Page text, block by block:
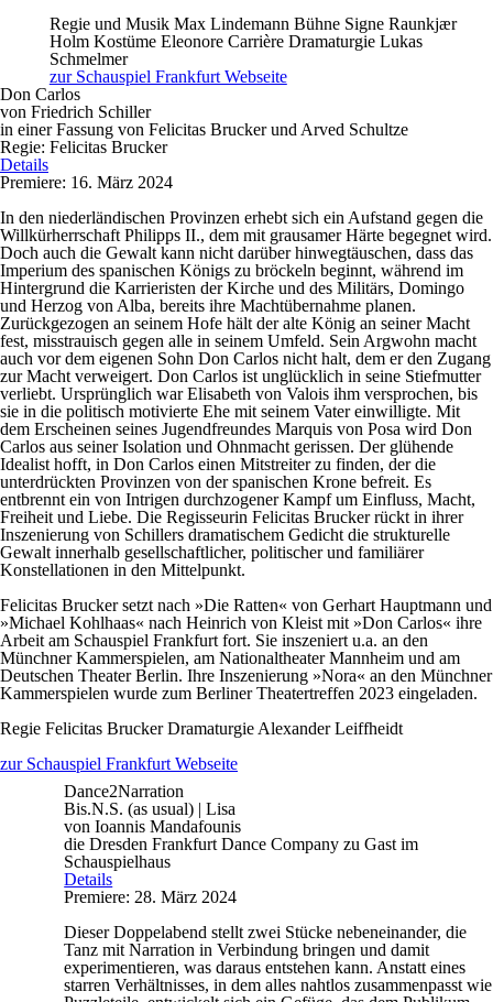
Regie und MusikMax Lindemann BühneSigne Raunkjær
Holm KostümeEleonore Carrière DramaturgieLukas
Schmelmer
zur Schauspiel Frankfurt Webseite
Don Carlos
von Friedrich Schiller
in einer Fassung von Felicitas Brucker und Arved Schultze
Regie: Felicitas Brucker
Details
Premiere: 16. März 2024
In den niederländischen Provinzen erhebt sich ein Aufstand gegen die
Willkürherrschaft Philipps II., dem mit grausamer Härte begegnet wird.
Doch auch die Gewalt kann nicht darüber hinwegtäuschen, dass das
Imperium des spanischen Königs zu bröckeln beginnt, während im
Hintergrund die Karrieristen der Kirche und des Militärs, Domingo
und Herzog von Alba, bereits ihre Machtübernahme planen.
Zurückgezogen an seinem Hofe hält der alte König an seiner Macht
fest, misstrauisch gegen alle in seinem Umfeld. Sein Argwohn macht
auch vor dem eigenen Sohn Don Carlos nicht halt, dem er den Zugang
zur Macht verweigert. Don Carlos ist unglücklich in seine Stiefmutter
verliebt. Ursprünglich war Elisabeth von Valois ihm versprochen, bis
sie in die politisch motivierte Ehe mit seinem Vater einwilligte. Mit
dem Erscheinen seines Jugendfreundes Marquis von Posa wird Don
Carlos aus seiner Isolation und Ohnmacht gerissen. Der glühende
Idealist hofft, in Don Carlos einen Mitstreiter zu finden, der die
unterdrückten Provinzen von der spanischen Krone befreit. Es
entbrennt ein von Intrigen durchzogener Kampf um Einfluss, Macht,
Freiheit und Liebe. Die Regisseurin Felicitas Brucker rückt in ihrer
Inszenierung von Schillers dramatischem Gedicht die strukturelle
Gewalt innerhalb gesellschaftlicher, politischer und familiärer
Konstellationen in den Mittelpunkt.
Felicitas Brucker setzt nach »Die Ratten« von Gerhart Hauptmann und
»Michael Kohlhaas« nach Heinrich von Kleist mit »Don Carlos« ihre
Arbeit am Schauspiel Frankfurt fort. Sie inszeniert u.a. an den
Münchner Kammerspielen, am Nationaltheater Mannheim und am
Deutschen Theater Berlin. Ihre Inszenierung »Nora« an den Münchner
Kammerspielen wurde zum Berliner Theatertreffen 2023 eingeladen.
Regie Felicitas BruckerDramaturgie Alexander Leiffheidt
zur Schauspiel Frankfurt Webseite
Dance2Narration
Bis.N.S. (as usual) | Lisa
von Ioannis Mandafounis
die Dresden Frankfurt Dance Company zu Gast im
Schauspielhaus
Details
Premiere: 28. März 2024
Dieser Doppelabend stellt zwei Stücke nebeneinander, die
Tanz mit Narration in Verbindung bringen und damit
experimentieren, was daraus entstehen kann. Anstatt eines
starren Verhältnisses, in dem alles nahtlos zusammenpasst wie